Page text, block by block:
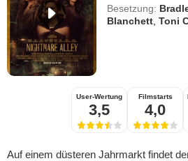
Besetzung:
Blanchett ,Toni
User-Wertung
3,5
Filmstarts
4,0
Auf einem düsteren Jahrmarkt findet